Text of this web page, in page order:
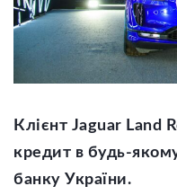
Клієнт Jaguar Land
кредит в будь-
банку України.